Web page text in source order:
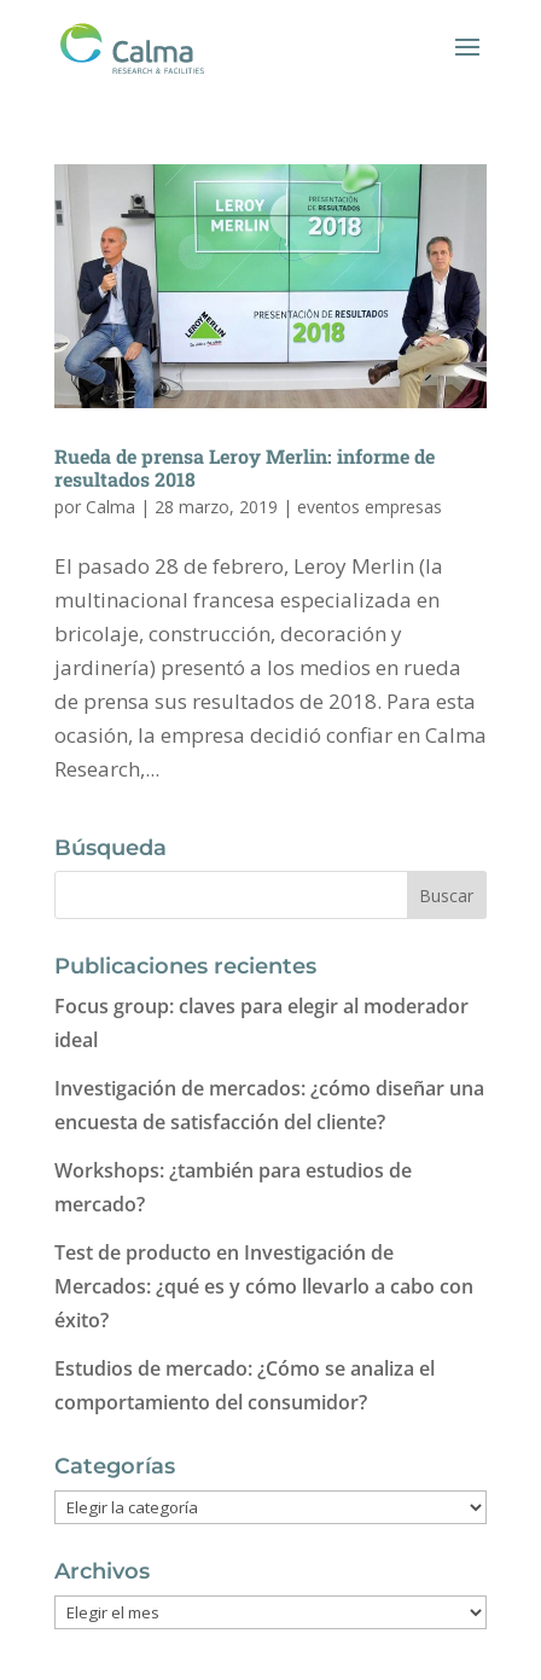
Rueda de prensa Leroy Merlin: informe de
resultados 2018
por Calma | 28 marzo, 2019 | eventos empresas
El pasado 28 de febrero, Leroy Merlin (la
multinacional francesa especializada en
bricolaje, construcción, decoración y
jardinería) presentó a los medios en rueda
de prensa sus resultados de 2018. Para esta
ocasión, la empresa decidió confiar en Calma
Research,...
Búsqueda
Publicaciones recientes
Focus group: claves para elegir al moderador
ideal
Investigación de mercados: ¿cómo diseñar una
encuesta de satisfacción del cliente?
Workshops: ¿también para estudios de
mercado?
Test de producto en Investigación de
Mercados: ¿qué es y cómo llevarlo a cabo con
éxito?
Estudios de mercado: ¿Cómo se analiza el
comportamiento del consumidor?
Categorías
Categorías
Archivos
Archivos